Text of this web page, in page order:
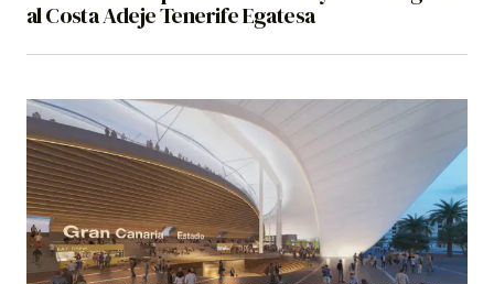
al Costa Adeje Tenerife Egatesa